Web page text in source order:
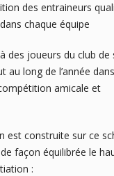
des entraineurs
chaque équipe
des joueurs du club de
au long de l’année
amicale et
est construite sur ce
façon équilibrée le
: